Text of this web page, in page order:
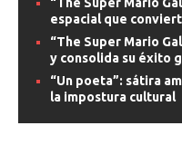
“The Super Mario
espacial que
“The Super Mario
y consolida su éxito
“Un poeta”: sátira
la impostura cultural